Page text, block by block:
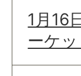
1月16
ーケ